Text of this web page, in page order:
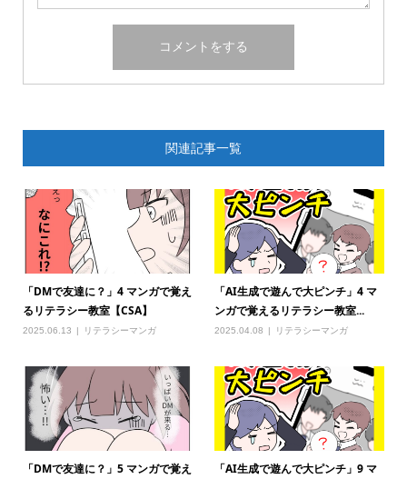
関連記事一覧
「DMで友達に？」4 マンガで覚え
るリテラシー教室【CSA】
2025.06.13 リテラシーマンガ
「AI生成で遊んで大ピンチ」4 マ
ンガで覚えるリテラシー教室...
2025.04.08 リテラシーマンガ
「DMで友達に？」5 マンガで覚え 「AI生成で遊んで大ピンチ」9 マ